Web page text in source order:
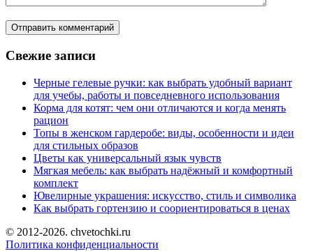
Свежие записи
Черные гелевые ручки: как выбрать удобный вариант
для учебы, работы и повседневного использования
Корма для котят: чем они отличаются и когда менять
рацион
Топы в женском гардеробе: виды, особенности и идеи
для стильных образов
Цветы как универсальный язык чувств
Мягкая мебель: как выбрать надёжный и комфортный
комплект
Ювелирные украшения: искусство, стиль и символика
Как выбрать гортензию и соориентироваться в ценах
© 2012-2026. chvetochki.ru
Политика конфиденциальности